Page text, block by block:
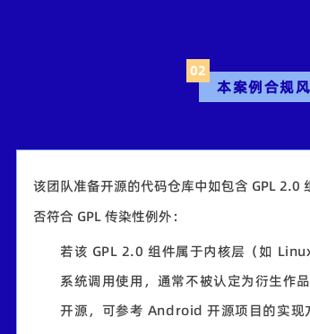
02
本案例合规
该团队准备开源的代码仓库中如包含 GPL 2.0
否符合 GPL 传染性例外：
若该 GPL 2.0 组件属于内核层（如
系统调用使用，通常不被认定为衍生作
开源，可参考 Android 开源项目的实现